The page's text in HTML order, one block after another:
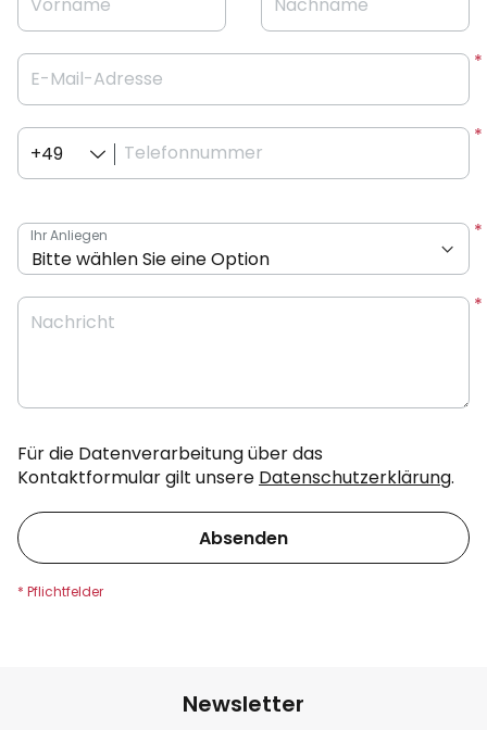
E-Mail-Adresse
Telefonnummer
+49
Ihr Anliegen
Nachricht
Für die Datenverarbeitung über das
Kontaktformular gilt unsere Datenschutzerklärung.
Absenden
Newsletter